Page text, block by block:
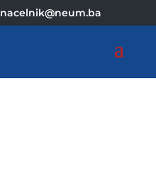
nacelnik@neum.ba